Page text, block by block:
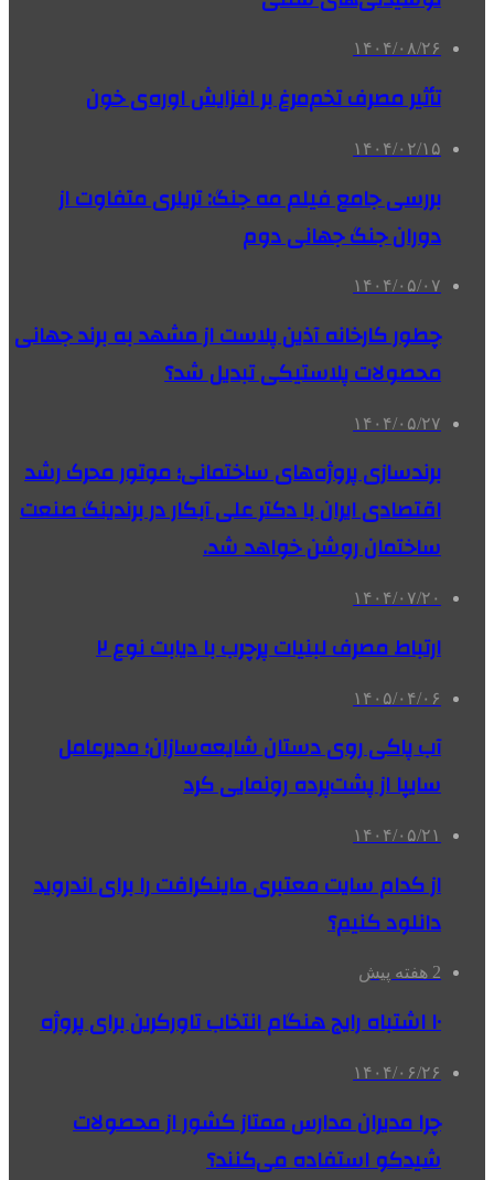
۱۴۰۴/۰۸/۲۶
تأثیر مصرف تخم‌مرغ بر افزایش اوره‌ی خون
۱۴۰۴/۰۲/۱۵
بررسی جامع فیلم مه جنگ: تریلری متفاوت از
دوران جنگ جهانی دوم
۱۴۰۴/۰۵/۰۷
چطور کارخانه آذین پلاست از مشهد به برند جهانی
محصولات پلاستیکی تبدیل شد؟
۱۴۰۴/۰۵/۲۷
برندسازی پروژه‌های ساختمانی؛ موتور محرک رشد
اقتصادی ایران با دکتر علی آبکار در برندینگ صنعت
ساختمان روشن خواهد شد.
۱۴۰۴/۰۷/۲۰
ارتباط مصرف لبنیات پرچرب با دیابت نوع ۲
۱۴۰۵/۰۴/۰۶
آب پاکی روی دستان شایعه‌سازان؛ مدیرعامل
سایپا از پشت‌پرده‌ رونمایی کرد
۱۴۰۴/۰۵/۲۱
از کدام سایت معتبری ماینکرافت را برای اندروید
دانلود کنیم؟
2 هفته پیش
۱۰ اشتباه رایج هنگام انتخاب تاورکرین برای پروژه
۱۴۰۴/۰۶/۲۶
چرا مدیران مدارس ممتاز کشور از محصولات
شیدکو استفاده می‌کنند؟